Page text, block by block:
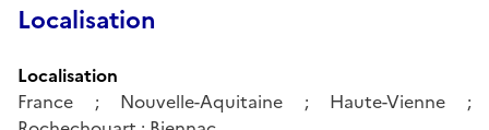
Localisation
Localisation
France ; Nouvelle-Aquitaine ; Haute-Vienne ;